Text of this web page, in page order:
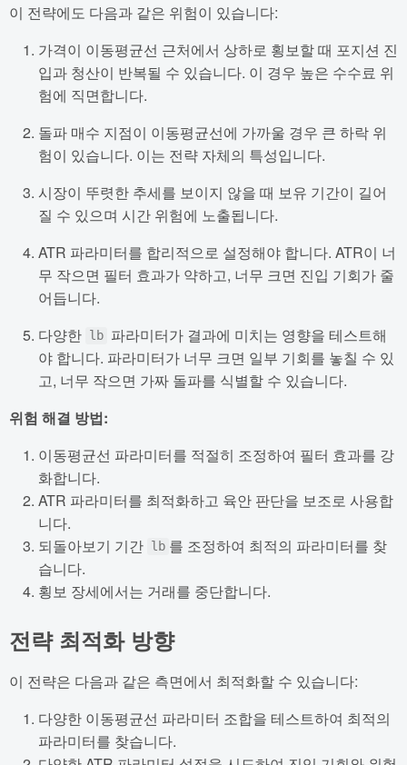
이 전략에도 다음과 같은 위험이 있습니다:
가격이 이동평균선 근처에서 상하로 횡보할 때 포지션 진
입과 청산이 반복될 수 있습니다. 이 경우 높은 수수료 위
험에 직면합니다.
돌파 매수 지점이 이동평균선에 가까울 경우 큰 하락 위
험이 있습니다. 이는 전략 자체의 특성입니다.
시장이 뚜렷한 추세를 보이지 않을 때 보유 기간이 길어
질 수 있으며 시간 위험에 노출됩니다.
ATR 파라미터를 합리적으로 설정해야 합니다. ATR이 너
무 작으면 필터 효과가 약하고, 너무 크면 진입 기회가 줄
어듭니다.
다양한 lb 파라미터가 결과에 미치는 영향을 테스트해
야 합니다. 파라미터가 너무 크면 일부 기회를 놓칠 수 있
고, 너무 작으면 가짜 돌파를 식별할 수 있습니다.
위험 해결 방법:
이동평균선 파라미터를 적절히 조정하여 필터 효과를 강
화합니다.
ATR 파라미터를 최적화하고 육안 판단을 보조로 사용합
니다.
되돌아보기 기간 lb 를 조정하여 최적의 파라미터를 찾
습니다.
횡보 장세에서는 거래를 중단합니다.
전략 최적화 방향
이 전략은 다음과 같은 측면에서 최적화할 수 있습니다:
다양한 이동평균선 파라미터 조합을 테스트하여 최적의
파라미터를 찾습니다.